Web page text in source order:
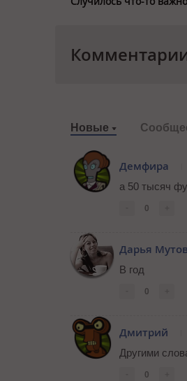
Новые
Демфира
а 50 тысяч
0
Дарья
В год
0
Дмитрий
Другими
0